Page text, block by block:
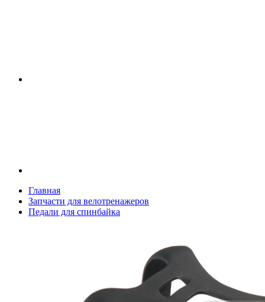
Главная
Запчасти для велотренажеров
Педали для спинбайка